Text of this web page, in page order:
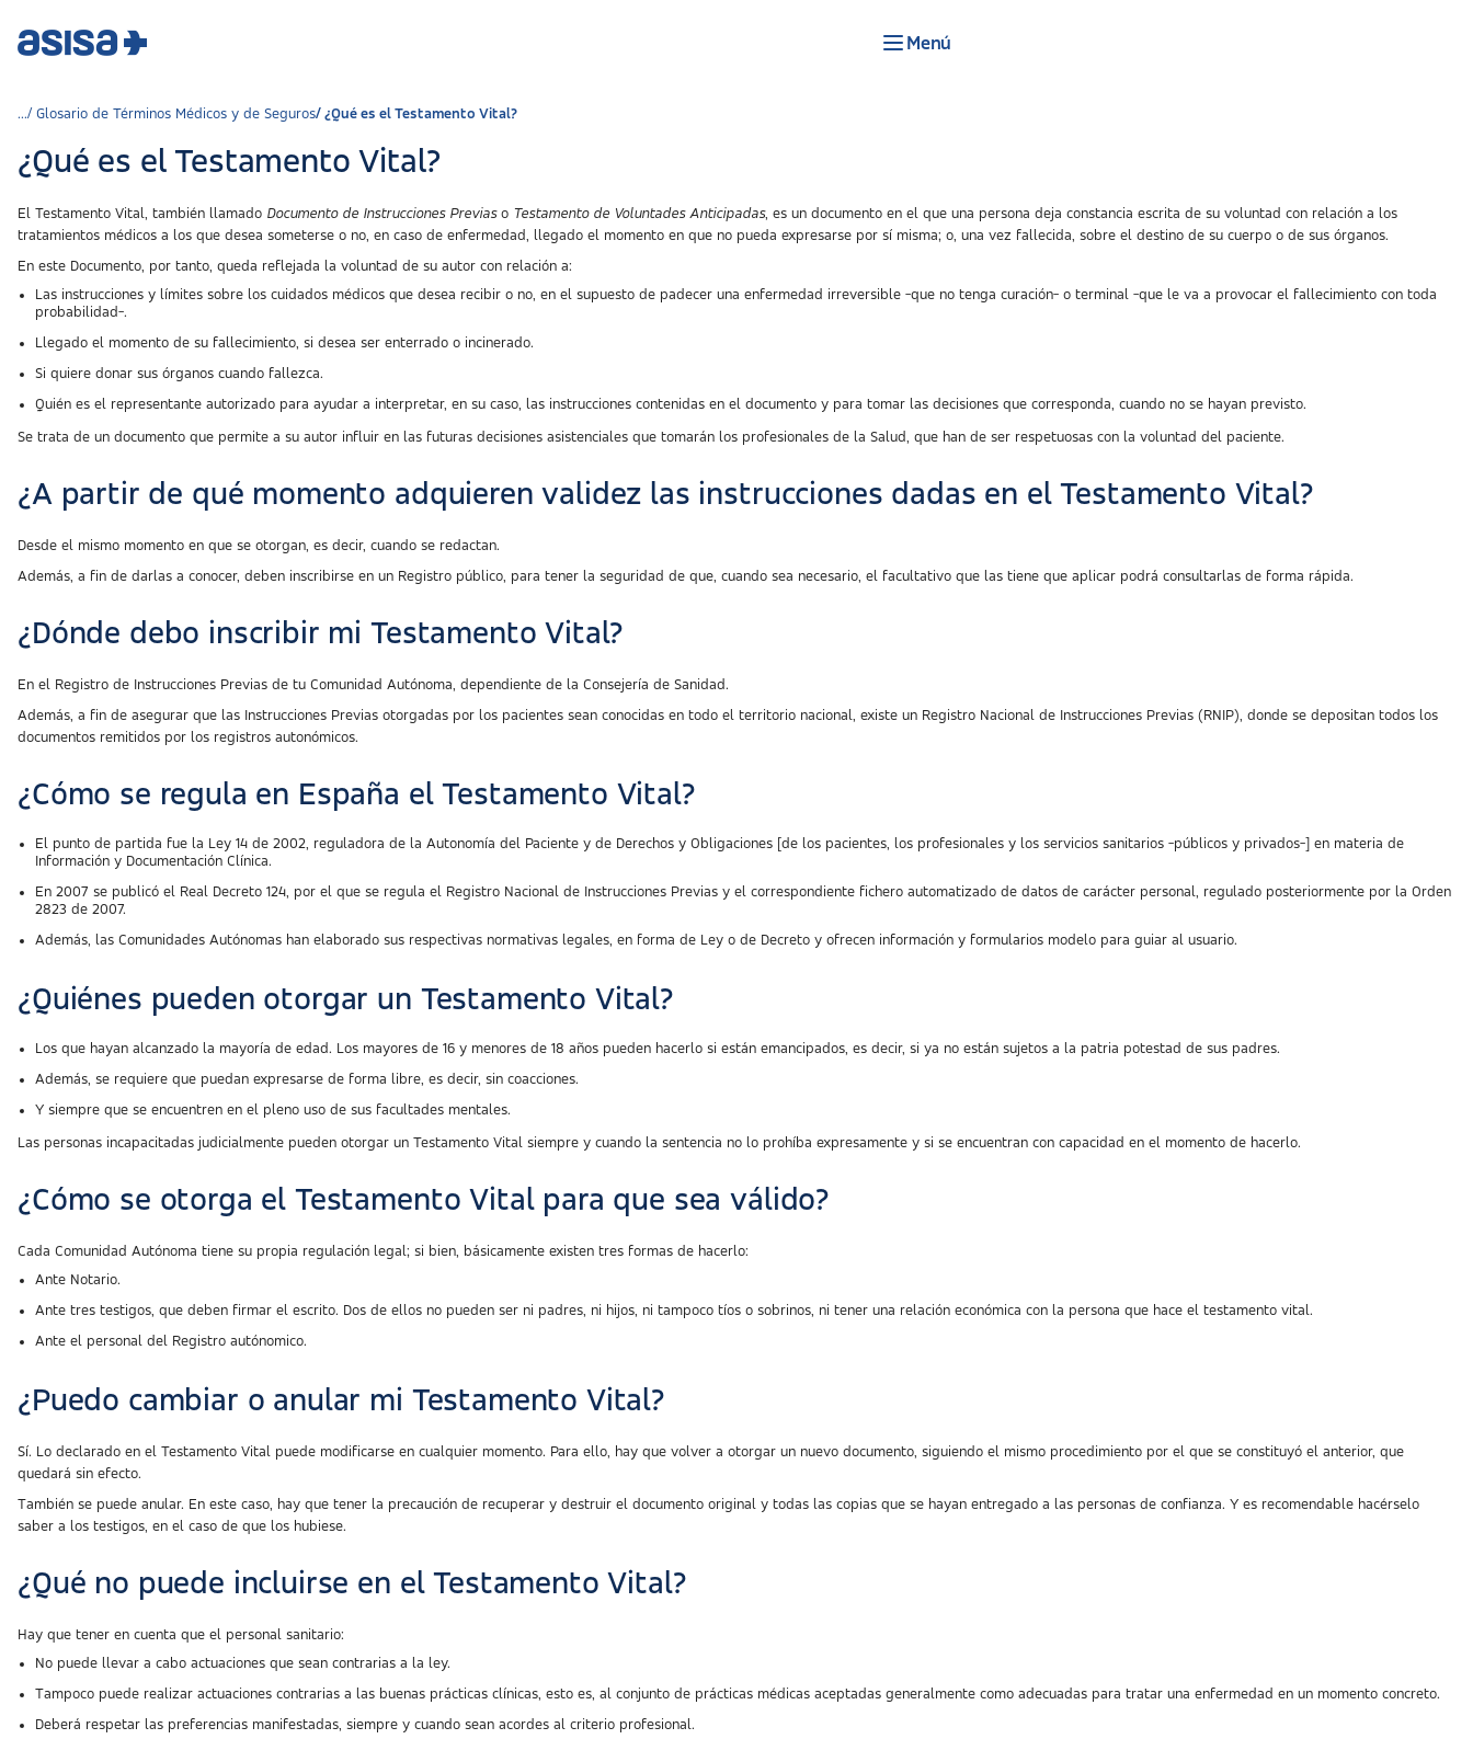
Menú
Glosario de Términos Médicos y de Seguros ¿Qué es el Testamento Vital?
¿Qué es el Testamento Vital?
El Testamento Vital, también llamado Documento de Instrucciones Previaso Testamento de Voluntades Anticipadas, es un documento en el que una persona deja constancia escrita de su voluntad con relación a los
tratamientos médicos a los que desea someterse o no, en caso de enfermedad, llegado el momento en que no pueda expresarse por sí misma; o, una vez fallecida, sobre el destino de su cuerpo o de sus órganos.
En este Documento, por tanto, queda reflejada la voluntad de su autor con relación a:
Las instrucciones y límites sobre los cuidados médicos que desea recibir o no, en el supuesto de padecer una enfermedad irreversible -que no tenga curación- o terminal -que le va a provocar el fallecimiento con toda
probabilidad-.
Llegado el momento de su fallecimiento, si desea ser enterrado o incinerado.
Si quiere donar sus órganos cuando fallezca.
Quién es el representante autorizado para ayudar a interpretar, en su caso, las instrucciones contenidas en el documento y para tomar las decisiones que corresponda, cuando no se hayan previsto.
Se trata de un documento que permite a su autor influir en las futuras decisiones asistenciales que tomarán los profesionales de la Salud, que han de ser respetuosas con la voluntad del paciente.
¿A partir de qué momento adquieren validez las instrucciones dadas en el Testamento Vital?
Desde el mismo momento en que se otorgan, es decir, cuando se redactan.
Además, a fin de darlas a conocer, deben inscribirse en un Registro público, para tener la seguridad de que, cuando sea necesario, el facultativo que las tiene que aplicar podrá consultarlas de forma rápida.
¿Dónde debo inscribir mi Testamento Vital?
En el Registro de Instrucciones Previas de tu Comunidad Autónoma, dependiente de la Consejería de Sanidad.
Además, a fin de asegurar que las Instrucciones Previas otorgadas por los pacientes sean conocidas en todo el territorio nacional, existe un Registro Nacional de Instrucciones Previas (RNIP), donde se depositan todos los
documentos remitidos por los registros autonómicos.
¿Cómo se regula en España el Testamento Vital?
El punto de partida fue la Ley 14 de 2002, reguladora de la Autonomía del Paciente y de Derechos y Obligaciones [de los pacientes, los profesionales y los servicios sanitarios -públicos y privados-] en materia de
Información y Documentación Clínica.
En 2007 se publicó el Real Decreto 124, por el que se regula el Registro Nacional de Instrucciones Previas y el correspondiente fichero automatizado de datos de carácter personal, regulado posteriormente por la Orden
2823 de 2007.
Además, las Comunidades Autónomas han elaborado sus respectivas normativas legales, en forma de Ley o de Decreto y ofrecen información y formularios modelo para guiar al usuario.
¿Quiénes pueden otorgar un Testamento Vital?
Los que hayan alcanzado la mayoría de edad. Los mayores de 16 y menores de 18 años pueden hacerlo si están emancipados, es decir, si ya no están sujetos a la patria potestad de sus padres.
Además, se requiere que puedan expresarse de forma libre, es decir, sin coacciones.
Y siempre que se encuentren en el pleno uso de sus facultades mentales.
Las personas incapacitadas judicialmente pueden otorgar un Testamento Vital siempre y cuando la sentencia no lo prohíba expresamente y si se encuentran con capacidad en el momento de hacerlo.
¿Cómo se otorga el Testamento Vital para que sea válido?
Cada Comunidad Autónoma tiene su propia regulación legal; si bien, básicamente existen tres formas de hacerlo:
Ante Notario.
Ante tres testigos, que deben firmar el escrito. Dos de ellos no pueden ser ni padres, ni hijos, ni tampoco tíos o sobrinos, ni tener una relación económica con la persona que hace el testamento vital.
Ante el personal del Registro autónomico.
¿Puedo cambiar o anular mi Testamento Vital?
Sí. Lo declarado en el Testamento Vital puede modificarse en cualquier momento. Para ello, hay que volver a otorgar un nuevo documento, siguiendo el mismo procedimiento por el que se constituyó el anterior, que
quedará sin efecto.
También se puede anular. En este caso, hay que tener la precaución de recuperar y destruir el documento original y todas las copias que se hayan entregado a las personas de confianza. Y es recomendable hacérselo
saber a los testigos, en el caso de que los hubiese.
¿Qué no puede incluirse en el Testamento Vital?
Hay que tener en cuenta que el personal sanitario:
No puede llevar a cabo actuaciones que sean contrarias a la ley.
Tampoco puede realizar actuaciones contrarias a las buenas prácticas clínicas, esto es, al conjunto de prácticas médicas aceptadas generalmente como adecuadas para tratar una enfermedad en un momento concreto.
Deberá respetar las preferencias manifestadas, siempre y cuando sean acordes al criterio profesional.